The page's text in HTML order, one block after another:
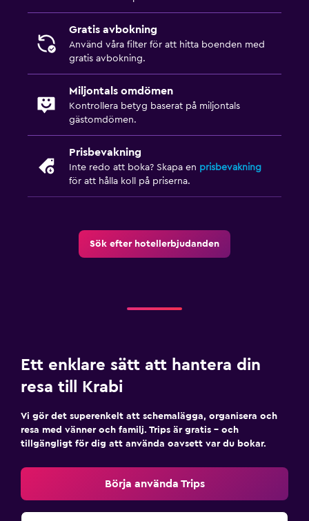
Barnmåltider
Barnvänlig buffé
Inomhus lekområde
Klubb för barn
Utomhusleksaker för barn
Pool och spa
Utomhuspool
Övervakningskameror i gemensamma utrymmen
Övervakningskameror utanför boendet
Gratis avbokning
Använd våra filter för att hitta boenden med
gratis avbokning.
Miljontals omdömen
Kontrollera betyg baserat på miljontals
gästomdömen.
Prisbevakning
Inte redo att boka? Skapa en prisbevakning
för att hålla koll på priserna.
Sök efter hotellerbjudanden
Ett enklare sätt att hantera din
resa till Krabi
Vi gör det superenkelt att schemalägga, organisera och
resa med vänner och familj. Trips är gratis – och
tillgängligt för dig att använda oavsett var du bokar.
Börja använda Trips